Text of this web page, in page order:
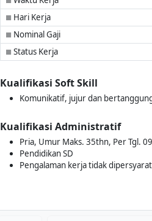
■ Hari Kerja
■ Nominal Gaji
■ Status Kerja
Kualifikasi Soft Skill
Komunikatif, jujur dan
Kualifikasi Administratif
Pria, Umur Maks. 35thn, Per Tgl.
Pendidikan SD
Pengalaman kerja tidak